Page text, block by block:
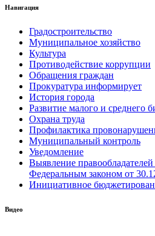
Навигация
Градостроительство
Муниципальное хозяйство
Культура
Противодействие коррупции
Обращения граждан
Прокуратура информирует
История города
Развитие малого и среднего
Охрана труда
Профилактика
Муниципальный контроль
Уведомление
Выявление правообладателей
Федеральным законом от
Инициативное
Видео